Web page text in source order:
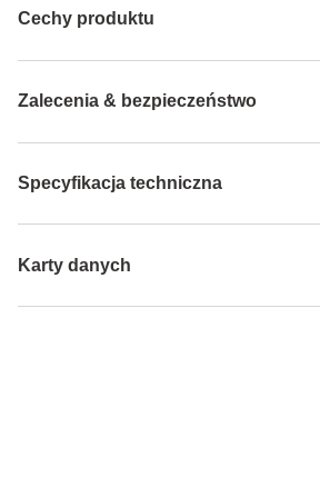
Cechy produktu
Zalecenia & bezpieczeństwo
Specyfikacja techniczna
Karty danych